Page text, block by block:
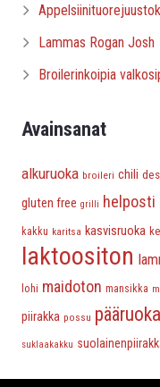
Lammas Rogan Josh
Broilerinkoipia
Avainsanat
alkuruoka broileri chili
gluten free grilli helposti
kakku karitsa kasvisruoka
laktoositon
lohi maidoton mansikka
piirakka possu pääruoka
suklaakakku